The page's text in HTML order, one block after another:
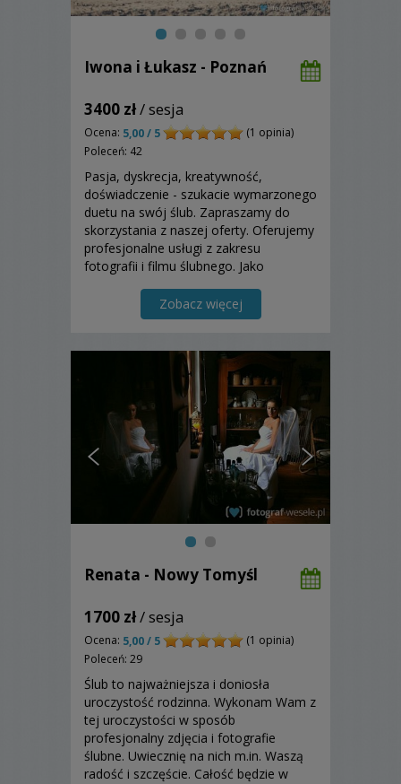
Iwona i Łukasz - Poznań
3400 zł/ sesja
Ocena: 5,00 / 5
(1 opinia)
Poleceń: 42
Pasja, dyskrecja, kreatywność,
doświadczenie - szukacie wymarzonego
duetu na swój ślub. Zapraszamy do
skorzystania z naszej oferty. Oferujemy
profesjonalne usługi z zakresu
fotografii i filmu ślubnego. Jako
ukazując damsko-męski punkt widzenia
w Waszym reportażu. Dron i fotobudka
Zobacz więcej
Renata - Nowy Tomyśl
1700 zł/ sesja
Ocena: 5,00 / 5
(1 opinia)
Poleceń: 29
Ślub to najważniejsza i doniosła
uroczystość rodzinna. Wykonam Wam z
tej uroczystości w sposób
profesjonalny zdjęcia i fotografie
ślubne. Uwiecznię na nich m.in. Waszą
radość i szczęście. Całość będzie w